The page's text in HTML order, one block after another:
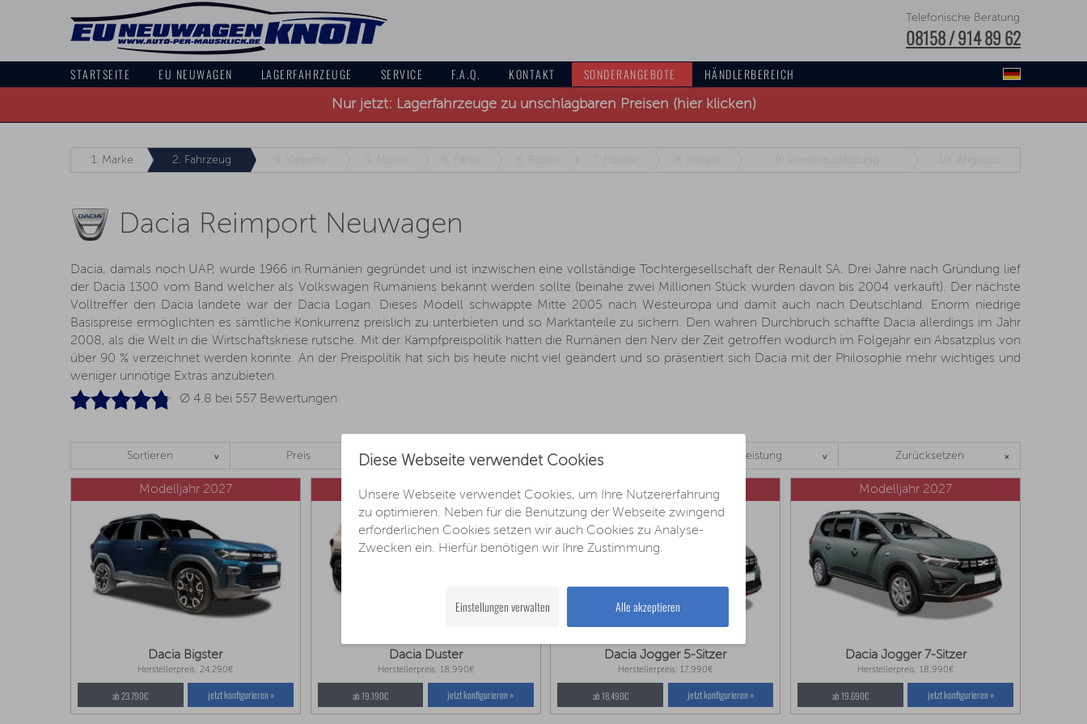
Telefonische Beratung
08158 / 914 89 62
STARTSEITE EU NEUWAGEN LAGERFAHRZEUGE SERVICE F.A.Q. KONTAKT SONDERANGEBOTE HÄNDLERBEREICH
Nur jetzt: Lagerfahrzeuge zu unschlagbaren Preisen (hier klicken)
1. Marke 2. Fahrzeug
Dacia Reimport Neuwagen
Dacia, damals noch UAP, wurde 1966 in Rumänien gegründet und ist inzwischen eine vollständige Tochtergesellschaft der Renault SA. Drei Jahre nach Gründung lief
der Dacia 1300 vom Band welcher als Volkswagen Rumäniens bekannt werden sollte (beinahe zwei Millionen Stück wurden davon bis 2004 verkauft). Der nächste
Volltreffer den Dacia landete war der Dacia Logan. Dieses Modell schwappte Mitte 2005 nach Westeuropa und damit auch nach Deutschland. Enorm niedrige
Basispreise ermöglichten es sämtliche Konkurrenz preislich zu unterbieten und so Marktanteile zu sichern. Den wahren Durchbruch schaffte Dacia allerdings im Jahr
2008, als die Welt in die Wirtschaftskriese rutsche. Mit der Kampfpreispolitik hatten die Rumänen den Nerv der Zeit getroffen wodurch im Folgejahr ein Absatzplus von
über 90 % verzeichnet werden konnte. An der Preispolitik hat sich bis heute nicht viel geändert und so präsentiert sich Dacia mit der Philosophie mehr wichtiges und
weniger unnötige Extras anzubieten.
Ø 4.8 bei 557 Bewertungen
Sortieren Preis Kraftstoff Getriebe Leistung Zurücksetzen
Modelljahr 2027
Dacia Bigster
Herstellerpreis: 24.290€
ab 23.790€ jetzt konfigurieren »
Modelljahr 2027
Dacia Duster
Herstellerpreis: 18.990€
ab 19.190€ jetzt konfigurieren »
Modelljahr 2027
Dacia Jogger 5-Sitzer
Herstellerpreis: 17.990€
ab 18.490€ jetzt konfigurieren »
Modelljahr 2027
Dacia Jogger 7-Sitzer
Herstellerpreis: 18.990€
ab 19.690€ jetzt konfigurieren »
Diese Webseite verwendet Cookies
Unsere Webseite verwendet Cookies, um Ihre Nutzererfahrung
zu optimieren. Neben für die Benutzung der Webseite zwingend
erforderlichen Cookies setzen wir auch Cookies zu Analyse-
Zwecken ein. Hierfür benötigen wir Ihre Zustimmung.
Alle akzeptieren
Einstellungen verwalten